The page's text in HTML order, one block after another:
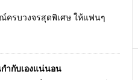
ครบวงจรสุดพิเศษ ให้แฟนๆ
ำกับเองแน่นอน